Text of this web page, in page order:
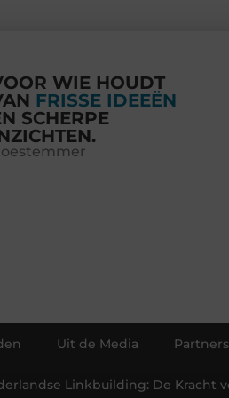
WIE HOUDT
FRISSE IDEEËN
SCHERPE
Uit de Media Partners
Linkbuilding: De Kracht